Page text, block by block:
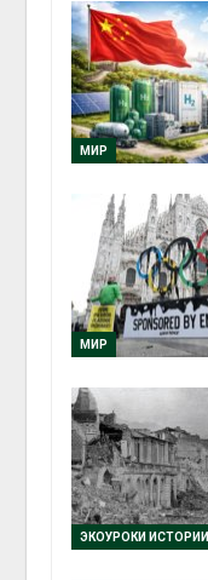
МИР
МИР
ЭКОУРОКИ ИСТОРИИ